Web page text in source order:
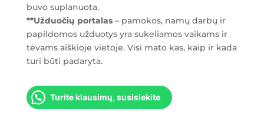
buvo suplanuota.
**Užduočių portalas– pamokos, namų darbų ir
papildomos užduotys yra sukeliamos vaikams ir
tėvams aiškioje vietoje. Visi mato kas, kaip ir kada
turi būti padaryta.
Turite klausimų, susisiekite